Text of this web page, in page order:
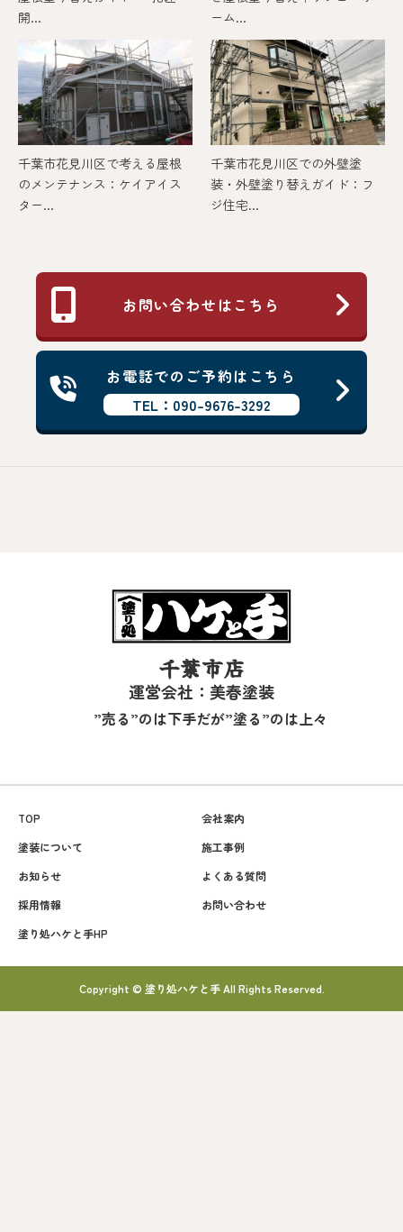
開...
ーム...
千葉市花見川区で考える屋根
のメンテナンス：ケイアイス
ター...
千葉市花見川区での外壁塗
装・外壁塗り替えガイド：フ
ジ住宅...
お問い合わせはこちら
お電話でのご予約はこちら
TEL：090-9676-3292
千葉市店
運営会社：美春塗装
”売る”のは下手だが”塗る”のは上々
TOP
会社案内
塗装について
施工事例
お知らせ
よくある質問
採用情報
お問い合わせ
塗り処ハケと手HP
Copyright © 塗り処ハケと手 All Rights Reserved.